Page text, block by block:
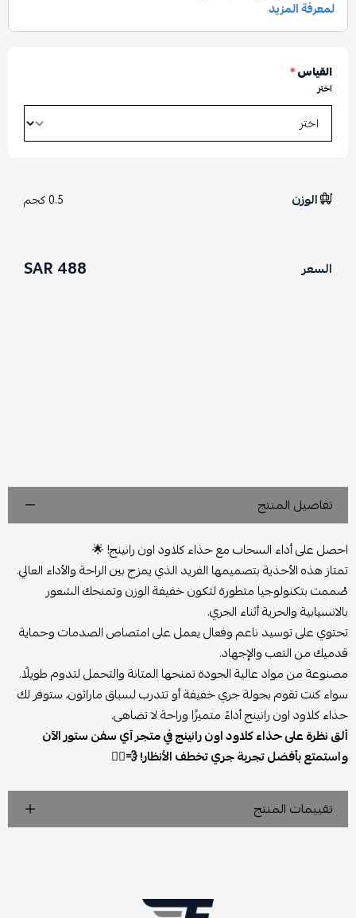
القياس*
اختر
الوزن 0.5 كجم
السعر 488 SAR
تفاصيل المنتج
احصل على أداء السحاب مع حذاء كلاود اون رانينج! 🌟
تمتاز هذه الأحذية بتصميمها الفريد الذي يمزج بين الراحة والأداء العالي.
صُممت بتكنولوجيا متطورة لتكون خفيفة الوزن وتمنحك الشعور
بالانسيابية والحرية أثناء الجري.
تحتوي على توسيد ناعم وفعال يعمل على امتصاص الصدمات وحماية
قدميك من التعب والإجهاد.
مصنوعة من مواد عالية الجودة تمنحها المتانة والتحمل لتدوم طويلًا.
سواء كنت تقوم بجولة جري خفيفة أو تتدرب لسباق ماراثون، ستوفر لك
حذاء كلاود اون رانينج أداءً متميزًا وراحة لا تضاهى.
ألق نظرة على حذاء كلاود اون رانينج في متجر آي سفن ستور الآن
واستمتع بأفضل تجربة جري تخطف الأنظار! 💨🏃‍♂️
تقييمات المنتج